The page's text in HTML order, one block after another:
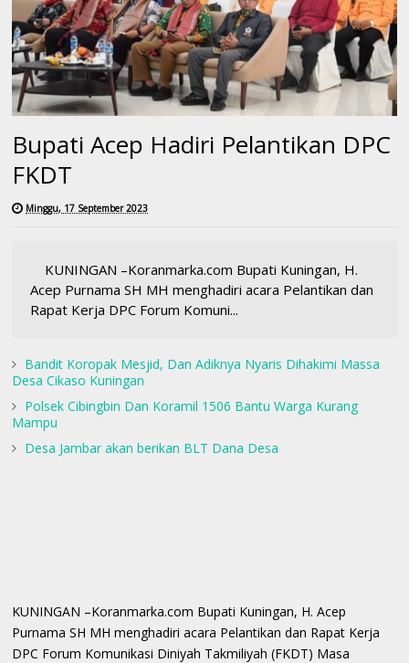
Bupati Acep Hadiri Pelantikan DPC
FKDT
Minggu, 17 September 2023
KUNINGAN –Koranmarka.com Bupati Kuningan, H.
Acep Purnama SH MH menghadiri acara Pelantikan dan
Rapat Kerja DPC Forum Komuni...
Bandit Koropak Mesjid, Dan Adiknya Nyaris Dihakimi Massa
Desa Cikaso Kuningan
Polsek Cibingbin Dan Koramil 1506 Bantu Warga Kurang
Mampu
Desa Jambar akan berikan BLT Dana Desa
KUNINGAN –Koranmarka.com Bupati Kuningan, H. Acep
Purnama SH MH menghadiri acara Pelantikan dan Rapat Kerja
DPC Forum Komunikasi Diniyah Takmiliyah (FKDT) Masa